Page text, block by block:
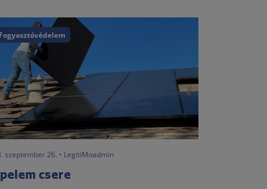
Fogyasztóvédelem
szeptember 26. • LegitiMoadmin
csere